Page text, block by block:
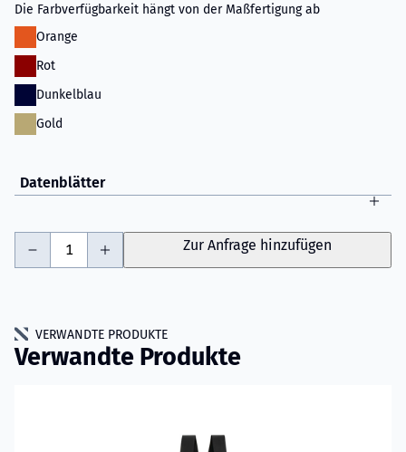
Die Farbverfügbarkeit hängt von der Maßfertigung ab
Orange
Rot
Dunkelblau
Gold
Datenblätter
Zur Anfrage hinzufügen
VERWANDTE PRODUKTE
Verwandte Produkte